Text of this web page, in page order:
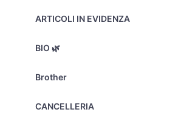
ARTICOLI IN EVIDENZA
BIO 🌿
Brother
CANCELLERIA